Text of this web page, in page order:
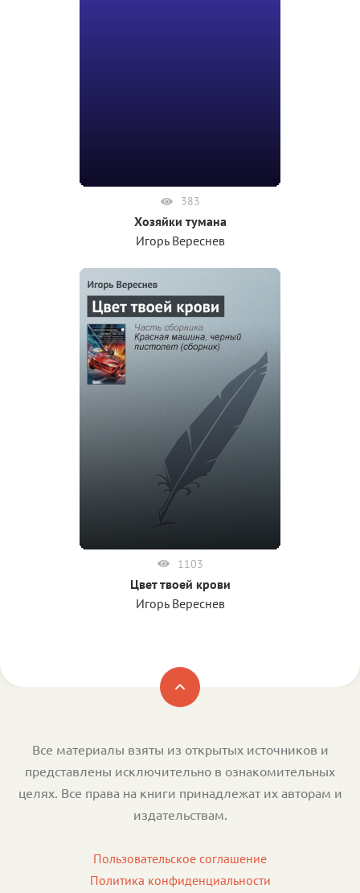
383
Хозяйки тумана
Игорь Вереснев
1103
Цвет твоей крови
Игорь Вереснев
Все материалы взяты из открытых источников и
представлены исключительно в ознакомительных
целях. Все права на книги принадлежат их авторам и
издательствам.
Пользовательское соглашение
Политика конфиденциальности